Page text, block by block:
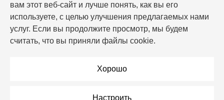
вам этот веб-сайт и лучше понять, как вы его
используете, с целью улучшения предлагаемых нами
услуг. Если вы продолжите просмотр, мы будем
считать, что вы приняли файлы cookie.
Хорошо
Настроить
Мы в мессенджерах:
Режим работы: Пн–Пт: 10:00 – 19:00